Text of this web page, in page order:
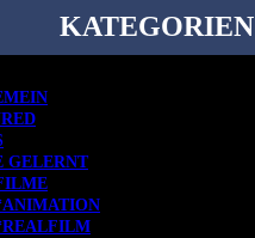
KATEGORIEN
GELERNT